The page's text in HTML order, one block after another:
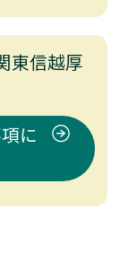
東信越厚
に